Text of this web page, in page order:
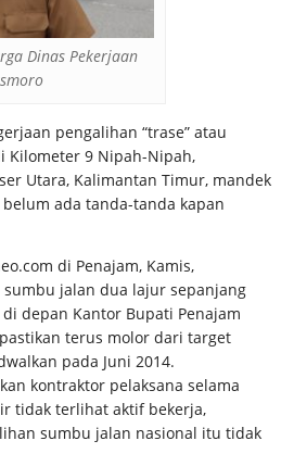
Dinas Pekerjaan
pengalihan “trase” atau
Kilometer 9 Nipah-Nipah,
Utara, Kalimantan Timur, mandek
ada tanda-tanda kapan
di Penajam, Kamis,
jalan dua lajur sepanjang
depan Kantor Bupati Penajam
terus molor dari target
pada Juni 2014.
kontraktor pelaksana selama
tidak terlihat aktif bekerja,
sumbu jalan nasional itu tidak